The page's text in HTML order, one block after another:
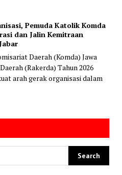
Pemuda Katolik Komda
dan Jalin Kemitraan
Daerah (Komda) Jawa
(Rakerda) Tahun 2026
arah gerak organisasi dalam